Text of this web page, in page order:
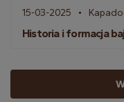
15-03-2025
Historia i formacja